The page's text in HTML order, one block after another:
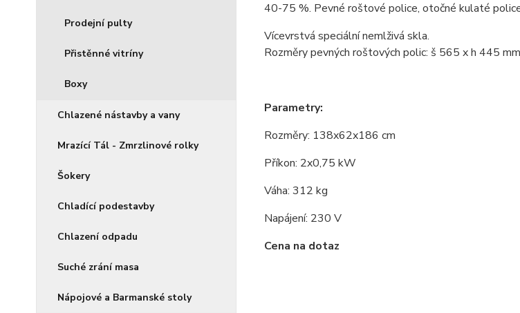
Prodejní pulty
Přistěnné vitríny
Boxy
Chlazené nástavby a vany
Mrazící Tál - Zmrzlinové rolky
Šokery
Chladící podestavby
Chlazení odpadu
Suché zrání masa
Nápojové a Barmanské stoly
40-75 %. Pevné roštové police, otočné kulaté
Vícevrstvá speciální nemlživá skla.
Rozměry pevných roštových polic: š 565 x h 445 mm
Parametry:
Rozměry: 138x62x186 cm
Příkon: 2x0,75 kW
Váha: 312 kg
Napájení: 230 V
Cena na dotaz